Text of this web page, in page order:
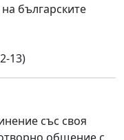
българските
13)
със своя